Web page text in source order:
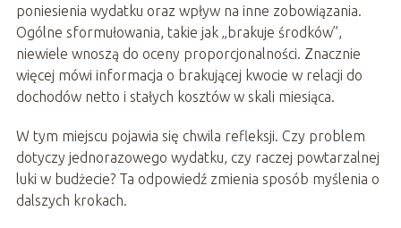
poniesienia wydatku oraz wpływ na inne zobowiązania.
Ogólne sformułowania, takie jak „brakuje środków”,
niewiele wnoszą do oceny proporcjonalności. Znacznie
więcej mówi informacja o brakującej kwocie w relacji do
dochodów netto i stałych kosztów w skali miesiąca.
W tym miejscu pojawia się chwila refleksji. Czy problem
dotyczy jednorazowego wydatku, czy raczej powtarzalnej
luki w budżecie? Ta odpowiedź zmienia sposób myślenia o
dalszych krokach.